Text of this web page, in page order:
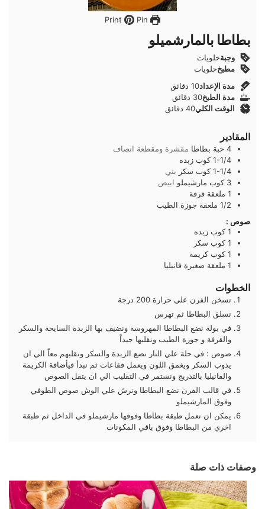
Pin
بطاطا بالمارشميلو
وجبةحلويات
مطبخحلويات
مدة الإعداد10دقائق
دقائق
مدة الطبخ30 دقائق
دقائق
الوقت الكلي40دقائق
دقائق
المقادير
4 حبة بطاطا مقشرة ومقطعة انصاف
1-1/4 كوب زبده
1-1/4 كوب سكر بني
3 كوب مارشيملو ابيض
1 ملعقة قرفة
1/2 ملعقة جوزة الطيب
صوص :
1 كوب زبده
1 كوب سكر
1 كوب كريمة
1 ملعقة صغيرة فانيليا
الخطوات
تسخن الفرن علي حرارة 200 درجة
نسلق البطاطا ثم تهرس
في بولة نضع البطاطا المهروسة ونضيف بها الزبدة السايحة والسكر
والقرفة و جوزة الطيب ونقلبها جيداً
صوص : في حلة علي النار نضع الزبدة والسكر ونقلبهم معاً الي ان
يذوب السكر ويغمق اللون ويعمل فقاعات ثم نبدأ فيأضافة الكريمة
والفانيليا بالتدريج ونستمر في التقليب الي ان يتقل الصوص
في قالب الفرن نضع البطاطا ونرش علي الوش صوص الطوفي
وفوق المارشيملو
يمكن ان نعمل طبقة بطاطا وفوقها مارشيملو في الداخل ثم طبقة
اخري من البطاطا وفوق باقي المكونات
وصفات ذات صلة